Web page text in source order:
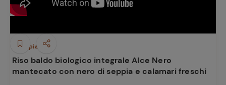
Primi piatti
Riso baldo biologico integrale Alce Nero
mantecato con nero di seppia e calamari freschi